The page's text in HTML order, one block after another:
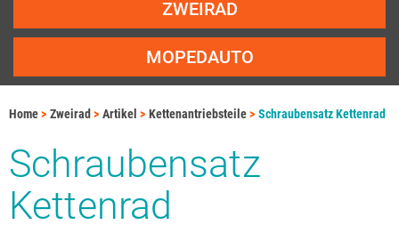
ZWEIRAD
MOPEDAUTO
Home Zweirad Artikel Kettenantriebsteile Schraubensatz Kettenrad
Schraubensatz
Kettenrad